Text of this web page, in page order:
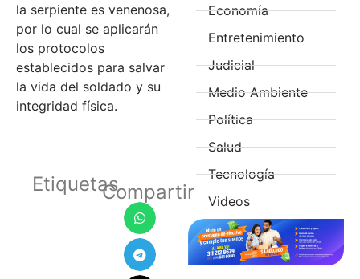
la serpiente es venenosa,
por lo cual se aplicarán
los protocolos
establecidos para salvar
la vida del soldado y su
integridad física.
EtiquetasCompartir
Economía
Entretenimiento
Judicial
Medio Ambiente
Política
Salud
Tecnología
Videos